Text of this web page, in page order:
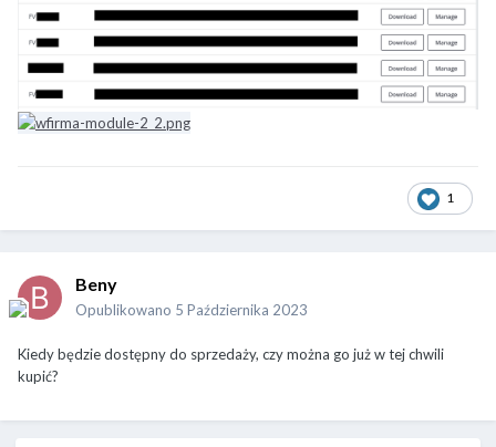
1
Beny
Opublikowano 5 Października 2023
Kiedy będzie dostępny do sprzedaży, czy można go już w tej chwili
kupić?